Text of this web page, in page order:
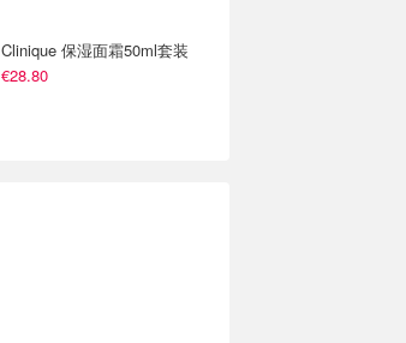
Clinique 保湿面霜50ml套装
€28.80